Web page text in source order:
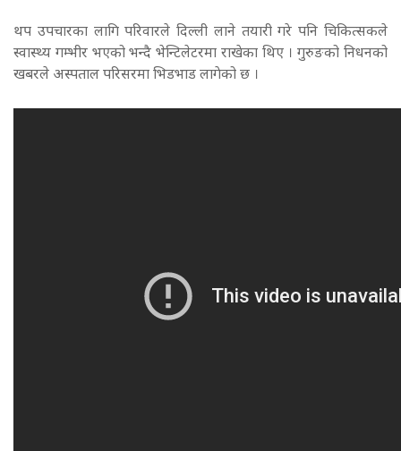
थप उपचारका लागि परिवारले दिल्ली लाने तयारी गरे पनि चिकित्सकले
स्वास्थ्य गम्भीर भएको भन्दै भेन्टिलेटरमा राखेका थिए । गुरुङको निधनको
खबरले अस्पताल परिसरमा भिडभाड लागेको छ ।